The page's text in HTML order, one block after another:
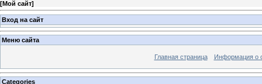
[Мой сайт]
Вход на сайт
Меню сайта
Главная страница Информация о
Categories